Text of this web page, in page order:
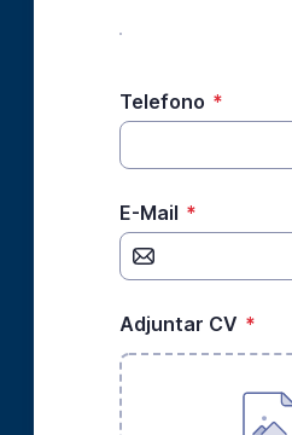
Telefono *
E-Mail *
Adjuntar CV *